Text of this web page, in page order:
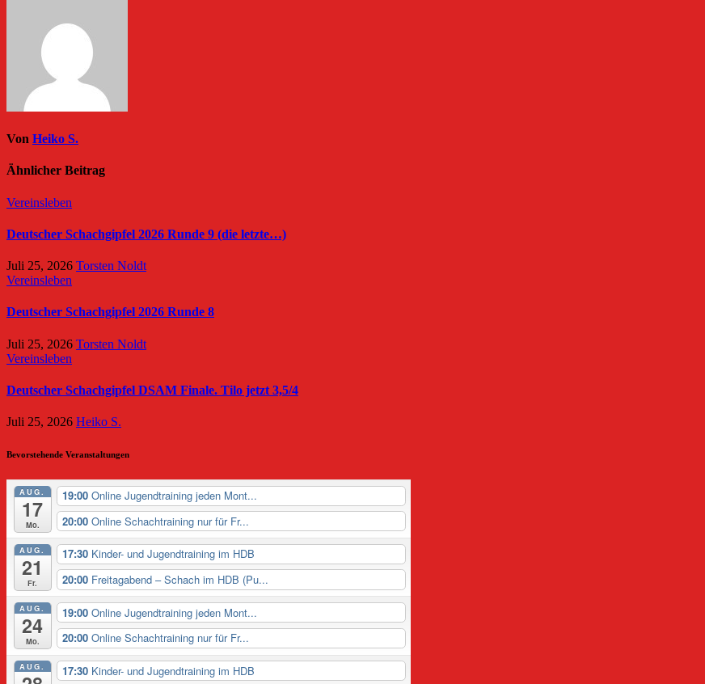
Von Heiko S.
Ähnlicher Beitrag
Vereinsleben
Deutscher Schachgipfel 2026 Runde 9 (die letzte…)
Juli 25, 2026 Torsten Noldt
Vereinsleben
Deutscher Schachgipfel 2026 Runde 8
Juli 25, 2026 Torsten Noldt
Vereinsleben
Deutscher Schachgipfel DSAM Finale. Tilo jetzt 3,5/4
Juli 25, 2026 Heiko S.
Bevorstehende Veranstaltungen
AUG.
17
Mo.
19:00 Online Jugendtraining jeden Mont...
20:00 Online Schachtraining nur für Fr...
AUG.
21
Fr.
17:30 Kinder- und Jugendtraining im HDB
20:00 Freitagabend – Schach im HDB (Pu...
AUG.
24
Mo.
19:00 Online Jugendtraining jeden Mont...
20:00 Online Schachtraining nur für Fr...
AUG. 17:30 Kinder- und Jugendtraining im HDB